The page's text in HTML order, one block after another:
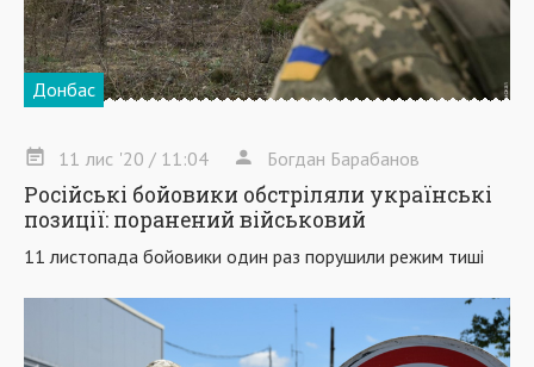
Донбас
11 лис '20 / 11:04 Богдан Барабанов
Російські бойовики обстріляли українські
позиції: поранений військовий
11 листопада бойовики один раз порушили режим тиші